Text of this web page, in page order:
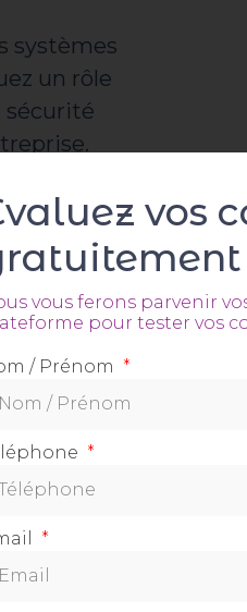
systèmes
un rôle
sécurité
à-
vos
vous ferons parvenir
pour tester vos
/ Prénom